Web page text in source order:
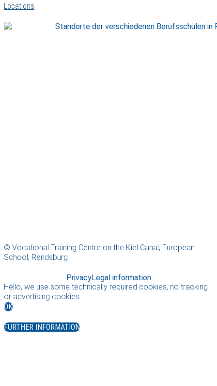
Locations
© Vocational Training Centre on the Kiel Canal, European
School, Rendsburg
PrivacyLegal information
Hello, we use some technically required cookies, no tracking
or advertising cookies.
OK
FURTHER INFORMATION